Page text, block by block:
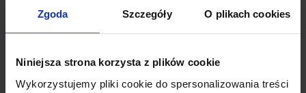
Zgoda Szczegóły O plikach cookies
Niniejsza strona korzysta z plików cookie
Wykorzystujemy pliki cookie do spersonalizowania treści
OPIS
Laryngoskop dla dzieci klasyczny